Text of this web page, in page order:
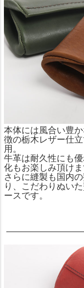
本体には風合い豊
徴の栃木レザー仕
用。
牛革は耐久性にも
化もお楽しみ頂けま
さらに縫製も国内
り、こだわりぬい
ースです。